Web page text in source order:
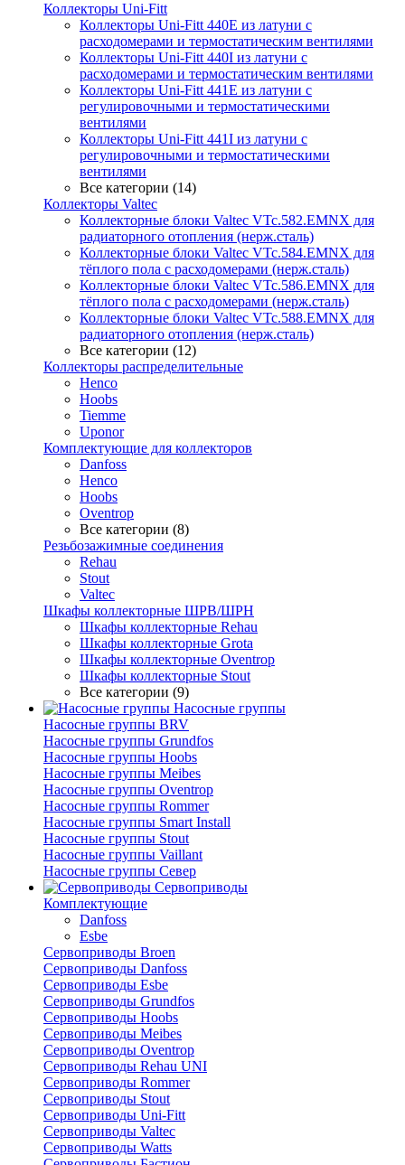
Коллекторы Uni-Fitt
Коллекторы Uni-Fitt 440E из латуни с
расходомерами и термостатическим вентилями
Коллекторы Uni-Fitt 440I из латуни с
расходомерами и термостатическим вентилями
Коллекторы Uni-Fitt 441E из латуни с
регулировочными и термостатическими
вентилями
Коллекторы Uni-Fitt 441I из латуни с
регулировочными и термостатическими
вентилями
Все категории (14)
Коллекторы Valtec
Коллекторные блоки Valtec VTc.582.EMNX для
радиаторного отопления (нерж.сталь)
Коллекторные блоки Valtec VTc.584.EMNX для
тёплого пола с расходомерами (нерж.сталь)
Коллекторные блоки Valtec VTc.586.EMNX для
тёплого пола с расходомерами (нерж.сталь)
Коллекторные блоки Valtec VTc.588.EMNX для
радиаторного отопления (нерж.сталь)
Все категории (12)
Коллекторы распределительные
Henco
Hoobs
Tiemme
Uponor
Комплектующие для коллекторов
Danfoss
Henco
Hoobs
Oventrop
Все категории (8)
Резьбозажимные соединения
Rehau
Stout
Valtec
Шкафы коллекторные ШРВ/ШРН
Шкафы коллекторные Rehau
Шкафы коллекторные Grota
Шкафы коллекторные Oventrop
Шкафы коллекторные Stout
Все категории (9)
Насосные группы
Насосные группы BRV
Насосные группы Grundfos
Насосные группы Hoobs
Насосные группы Meibes
Насосные группы Oventrop
Насосные группы Rommer
Насосные группы Smart Install
Насосные группы Stout
Насосные группы Vaillant
Насосные группы Север
Сервоприводы
Комплектующие
Danfoss
Esbe
Сервоприводы Broen
Сервоприводы Danfoss
Сервоприводы Esbe
Сервоприводы Grundfos
Сервоприводы Hoobs
Сервоприводы Meibes
Сервоприводы Oventrop
Сервоприводы Rehau UNI
Сервоприводы Rommer
Сервоприводы Stout
Сервоприводы Uni-Fitt
Сервоприводы Valtec
Сервоприводы Watts